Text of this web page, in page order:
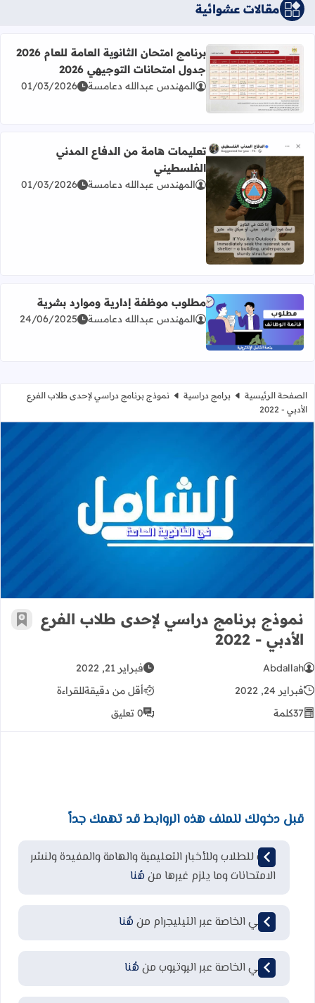
مقالات عشوائية
اقرأ المزيد عن برنامج امتحان الثانوية العامة للعام 2026 جدول امتحانات التوجيهي 2026
برنامج امتحان الثانوية العامة للعام 2026
جدول امتحانات التوجيهي 2026
المهندس عبدالله دعامسة 01/03/2026
اقرأ المزيد عن تعليمات هامة من الدفاع المدني الفلسطيني
تعليمات هامة من الدفاع المدني
الفلسطيني
المهندس عبدالله دعامسة 01/03/2026
اقرأ المزيد عن مطلوب موظفة إدارية وموارد بشرية
مطلوب موظفة إدارية وموارد بشرية
المهندس عبدالله دعامسة 24/06/2025
الصفحة الرئيسية برامج دراسية
نموذج برنامج دراسي لإحدى طلاب الفرع
الأدبي - 2022
نموذج برنامج دراسي لإحدى طلاب الفرع
نموذج برنامج دراسي لإحدى طلاب الفرع
الأدبي - 2022
أضف
Abdallah
فبراير 21, 2022
فبراير 24, 2022
أقل من دقيقةللقراءة
37كلمة 0 تعليق
قبل دخولك للملف هذه الروابط قد تهمك جداً
قناة للطلاب وللأخبار التعليمية والهامة والمفيدة ولنشر
الامتحانات وما يلزم غيرها من هُنا
قناتي الخاصة عبر التيليجرام من هُنا
قناتي الخاصة عبر اليوتيوب من هُنا